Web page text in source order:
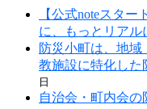
【公式noteスタ
に、もっとリアル
防災小町は、地
教施設に特化した
日
自治会・町内会の